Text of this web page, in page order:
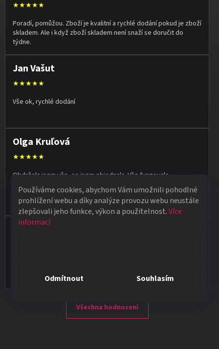
Používáme cookies, abychom Vám umožnili pohodlné
prohlížení webu a díky analýze provozu webu neustále
zlepšovali jeho funkce, výkon a použitelnost.Více
informací
Odmítnout Souhlasím
★★★★★
Poradí, pomůžou. Zboží je kvalitní a rychlé dodání pokud je zboží
skladem. Ale i když zboží skladem není snaží se doručit do
týdne.
Jan Vašut
★★★★★
Vše ok, rychlé dodání
Olga Kruľová
★★★★★
Obdržela jsem vše, co jsem objednala. Vše fungovalo
perfektně, syn měl velký úspěch s kouzelnickým představením
na školní besídce. Objednávka dorazila po 4 dnech, takže
naprostá spokojenost.
Všechna hodnocení